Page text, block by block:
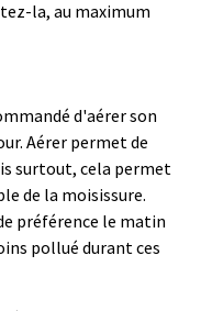
la, au maximum
d'aérer son
Aérer permet de
surtout, cela permet
de la moisissure.
préférence le matin
pollué durant ces